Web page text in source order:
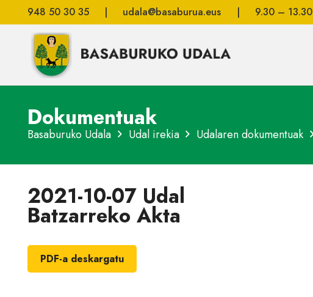
948 50 30 35 | udala@basaburua.eus | 9.30 – 13.30
Dokumentuak
Basaburuko Udala Udal irekia Udalaren dokumentuak
2021-10-07 Udal
Batzarreko Akta
PDF-a deskargatu